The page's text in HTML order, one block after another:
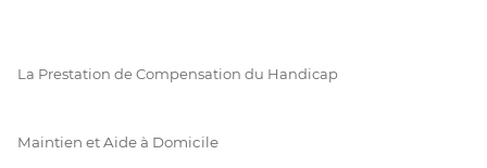
La Prestation de Compensation du Handicap
Maintien et Aide à Domicile